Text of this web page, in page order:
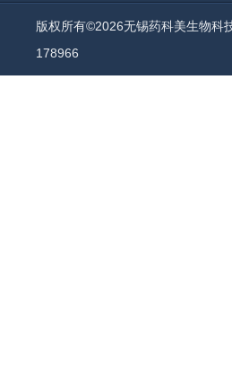
版权所有©2026无锡药科美生物
178966